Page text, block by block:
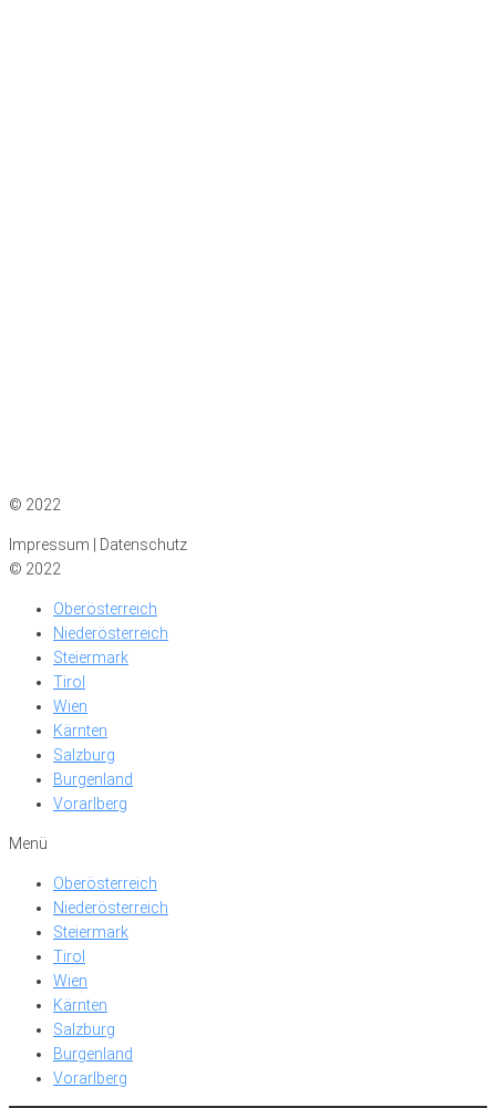
© 2022
Impressum | Datenschutz
© 2022
Oberösterreich
Niederösterreich
Steiermark
Tirol
Wien
Kärnten
Salzburg
Burgenland
Vorarlberg
Menü
Oberösterreich
Niederösterreich
Steiermark
Tirol
Wien
Kärnten
Salzburg
Burgenland
Vorarlberg